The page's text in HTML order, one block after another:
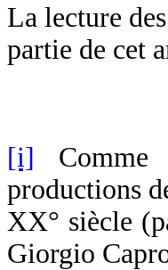
La lecture
partie de cet
[i] Comme
productions
XX° siècle
Giorgio